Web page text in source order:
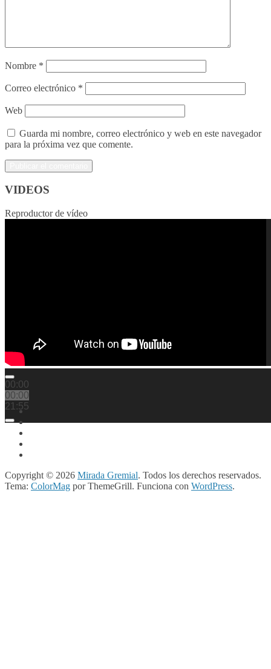
Nombre *
Correo electrónico *
Web
Guarda mi nombre, correo electrónico y web en este navegador
para la próxima vez que comente.
VIDEOS
Reproductor de vídeo
00:00
00:00
21:55
Copyright © 2026 Mirada Gremial. Todos los derechos reservados.
Tema: ColorMag por ThemeGrill. Funciona con WordPress.